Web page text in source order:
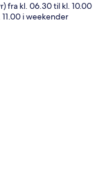
fra kl. 06.30 til kl. 10.00
i weekender